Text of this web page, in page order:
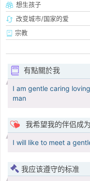
想生孩子
改变城市/国家的爱
宗教
有點關於我
I am gentle caring
man
我希望我的伴侣成为
I will like to meet a
我应该遵守的标准